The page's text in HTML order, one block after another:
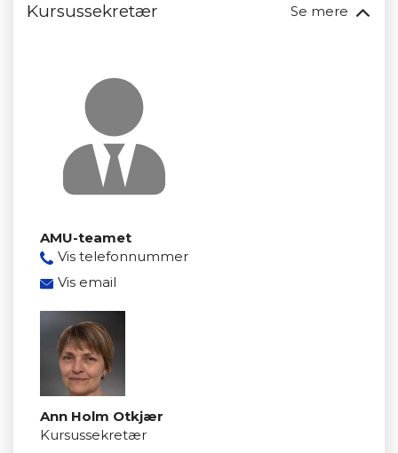
Kursussekretær Se mere
AMU-teamet
Vis telefonnummer
8950 3350
Vis email
amu@mercantec.dk
Ann Holm Otkjær
Kursussekretær